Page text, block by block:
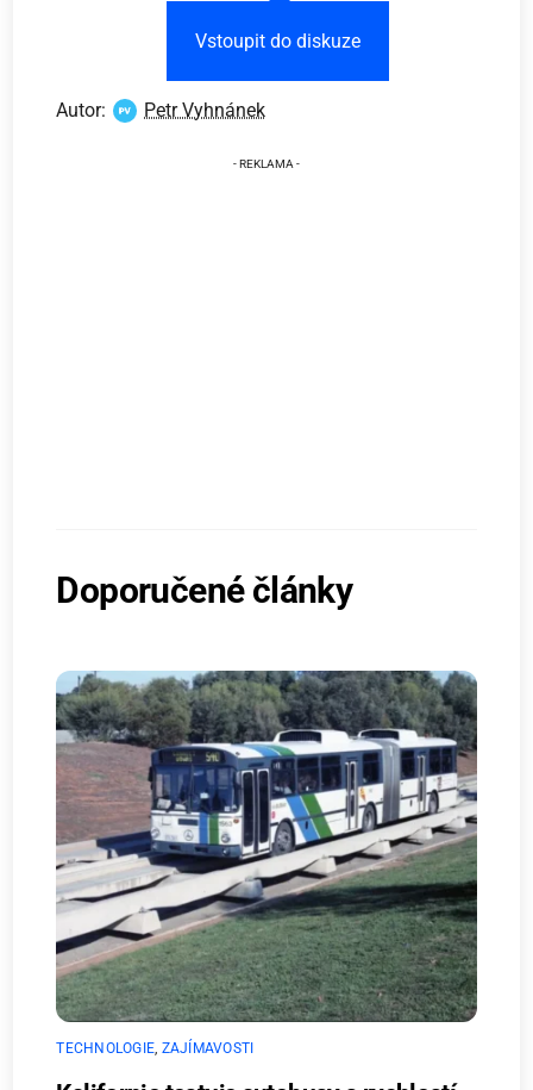
Vstoupit do diskuze
Autor: Petr Vyhnánek
Doporučené články
TECHNOLOGIE, ZAJÍMAVOSTI